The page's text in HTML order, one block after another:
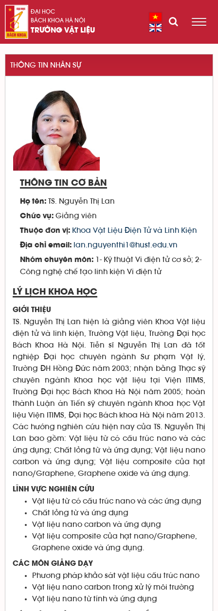
ĐẠI HỌC
BÁCH KHOA HÀ NỘI
TRƯỜNG VẬT LIỆU
THÔNG TIN NHÂN SỰ
THÔNG TIN CƠ BẢN
Họ tên: TS. Nguyễn Thị Lan
Chức vụ: Giảng viên
Thuộc đơn vị: Khoa Vật Liệu Điện Tử và Linh Kiện
Địa chỉ email: lan.nguyenthi1@hust.edu.vn
Nhóm chuyên môn: 1- Kỹ thuật Vi điện tử cơ sở; 2-
Công nghệ chế tạo linh kiện Vi điện tử
LÝ LỊCH KHOA HỌC
GIỚI THIỆU
TS. Nguyễn Thị Lan hiện là giảng viên Khoa Vật liệu
điện tử và linh kiện, Trường Vật liệu, Trường Đại học
Bách Khoa Hà Nội. Tiễn sĩ Nguyễn Thị Lan đã tốt
nghiệp Đại học chuyên ngành Sư phạm Vật lý,
Trường ĐH Hồng Đức năm 2003; nhận bằng Thạc sỹ
chuyên ngành Khoa học vật liệu tại Viện ITIMS,
Trường Đại học Bách Khoa Hà Nội năm 2005; hoàn
thành Luận án Tiến sỹ chuyên ngành Khoa học Vật
liệu Viện ITIMS, Đại học Bách khoa Hà Nội năm 2013.
Các hướng nghiên cứu hiện nay của TS. Nguyễn Thị
Lan bao gồm: Vật liệu từ có cấu trúc nano và các
ứng dụng; Chất lỏng từ và ứng dụng; Vật liệu nano
carbon và ứng dụng; Vật liệu composite của hạt
nano/Graphene, Graphene oxide và ứng dụng.
LĨNH VỰC NGHIÊN CỨU
Vật liệu từ có cấu trúc nano và các ứng dụng
Chất lỏng từ và ứng dụng
Vật liệu nano carbon và ứng dụng
Vật liệu composite của hạt nano/Graphene,
Graphene oxide và ứng dụng.
CÁC MÔN GIẢNG DẠY
Phương pháp khảo sát vật liệu cấu trúc nano
Vật liệu nano carbon trong xử lý môi trường
Vật liệu nano từ tính và ứng dụng